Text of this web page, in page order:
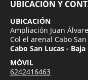
UBICACIÓN Y
UBICACIÓN
Ampliación Juan
Col el arenal Cabo
Cabo San Lucas -
MÓVIL
6242416463